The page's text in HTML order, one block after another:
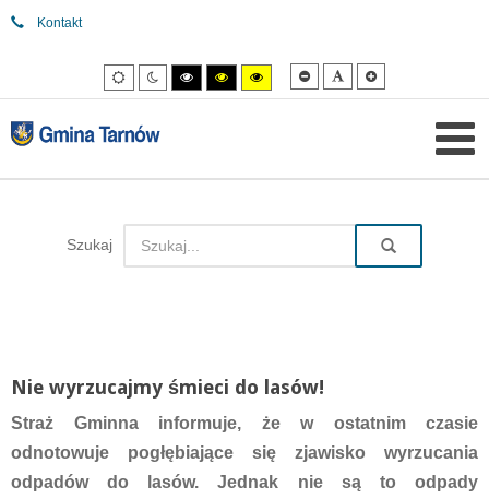
Kontakt
Tryb
domyślny
Tryb
nocny
Tryb
wysokiego
kontrastu
Tryb
wysokiego
kontrastu
Tryb
wysokiego
kontrastu
Mniejsza
czcionka
Domyślna
czcionka
Szukaj
Nie wyrzucajmy śmieci do lasów!
Straż Gminna informuje, że w ostatnim czasie
odnotowuje pogłębiające się zjawisko wyrzucania
odpadów do lasów. Jednak nie są to odpady